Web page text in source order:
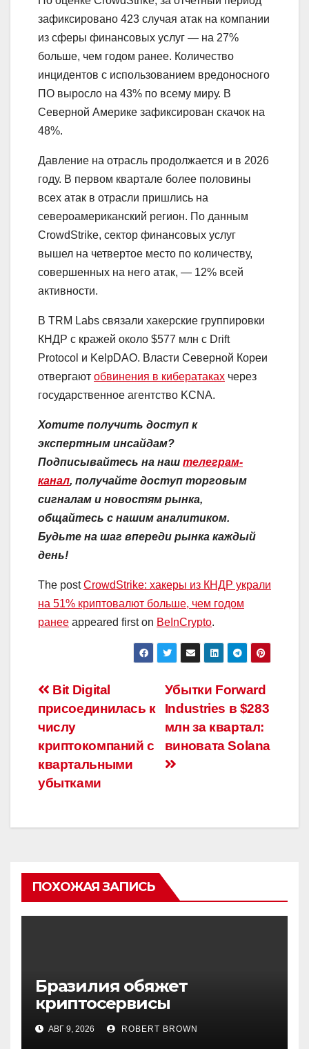
зафиксировано 423 случая атак на компании
из сферы финансовых услуг — на 27%
больше, чем годом ранее. Количество
инцидентов с использованием вредоносного
ПО выросло на 43% по всему миру. В
Северной Америке зафиксирован скачок на
48%.
Давление на отрасль продолжается и в 2026
году. В первом квартале более половины
всех атак в отрасли пришлись на
североамериканский регион. По данным
CrowdStrike, сектор финансовых услуг
вышел на четвертое место по количеству,
совершенных на него атак, — 12% всей
активности.
В TRM Labs связали хакерские группировки
КНДР с кражей около $577 млн с Drift
Protocol и KelpDAO. Власти Северной Кореи
отвергают обвинения в кибератаках через
государственное агентство KCNA.
Хотите получить доступ к
экспертным инсайдам?
Подписывайтесь на наш телеграм-
канал, получайте доступ торговым
сигналам и новостям рынка,
общайтесь с нашим аналитиком.
Будьте на шаг впереди рынка каждый
день!
The postCrowdStrike: хакеры из КНДР украли
на 51% криптовалют больше, чем годом
ранее appeared first on BeInCrypto.
Навигация
по
записям
Убытки Forward
Industries в $283
млн за квартал:
виновата Solana
Bit Digital
присоединилась к
числу
криптокомпаний с
квартальными
убытками
ПОХОЖАЯ ЗАПИСЬ
Бразилия обяжет
криптосервисы
задерживать переводы из-
за мошенничества
АВГ 9, 2026 ROBERT BROWN